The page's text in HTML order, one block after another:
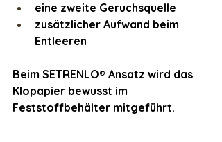
eine zweite Geruchsquelle
zusätzlicher Aufwand beim
Entleeren
Beim SETRENLO® Ansatz wird das
Klopapier bewusst im
Feststoffbehälter mitgeführt.